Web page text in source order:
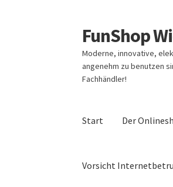
Zur
Navigation
springen
Zum
Inhalt
springen
FunShop
Moderne, innovative,
angenehm zu benutzen
Fachhändler!
Start Der
Vorsicht